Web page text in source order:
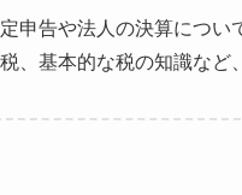
申告や法人の決算につ
、基本的な税の知識など